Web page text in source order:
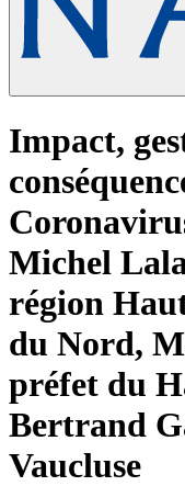
Impact,
Michel
région
du Nord,
préfet du
Bertrand
Vaucluse